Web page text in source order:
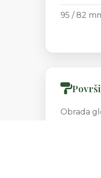
95 / 82
Obrada